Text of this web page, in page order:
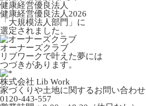
健康経営優良法人
健康経営優良法人2026
「大規模法人部門」に
選定されました。
オーナーズクラブ
リブワークで叶えた夢には
つづきがあります。
株式会社 Lib Work
家づくりや土地に関するお問い合わせ
0120-443-557